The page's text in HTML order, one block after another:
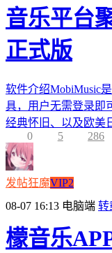
音乐平台
正式版
软件介绍MobiMusic
具，用户无需登录即
经典怀旧、以及欧美
0
5 286
发帖狂魔VIP2
08-07 16:13 电脑端 转
檬音乐